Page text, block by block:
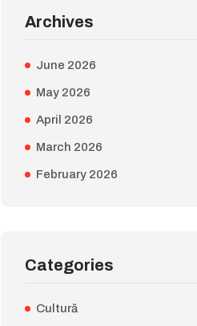
Archives
June 2026
May 2026
April 2026
March 2026
February 2026
Categories
Cultură